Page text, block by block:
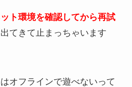
ット環境を確認してから再試
出てきて止まっちゃいます
オフラインで遊べないって